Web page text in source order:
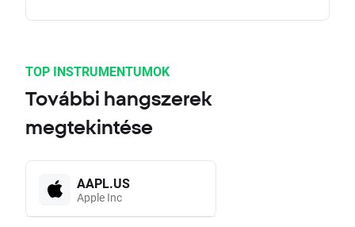
TOP INSTRUMENTUMOK
További hangszerek
megtekintése
AAPL.US
Apple Inc